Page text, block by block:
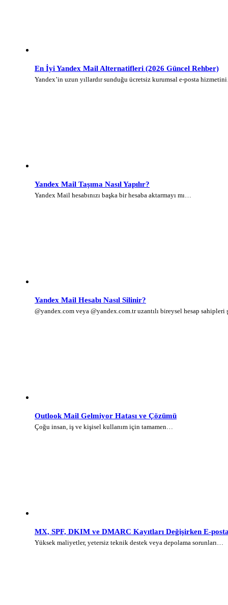
En İyi Yandex Mail Alternatifleri (2026 Güncel Rehber)
Yandex’in uzun yıllardır sunduğu ücretsiz kurumsal e-posta
Yandex Mail Taşıma Nasıl Yapılır?
Yandex Mail hesabınızı başka bir hesaba aktarmayı mı…
Yandex Mail Hesabı Nasıl Silinir?
@yandex.com veya @yandex.com.tr uzantılı bireysel hesap
Outlook Mail Gelmiyor Hatası ve Çözümü
Çoğu insan, iş ve kişisel kullanım için tamamen…
MX, SPF, DKIM ve DMARC Kayıtları Değişirken E-
Yüksek maliyetler, yetersiz teknik destek veya depolama sorunları…